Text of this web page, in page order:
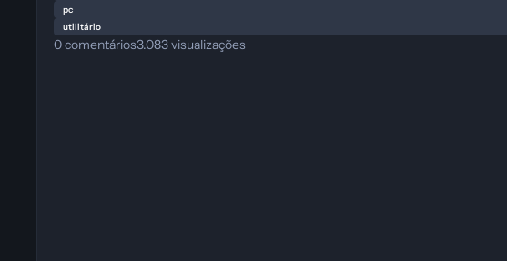
pc
utilitário
0comentários3.083visualizações